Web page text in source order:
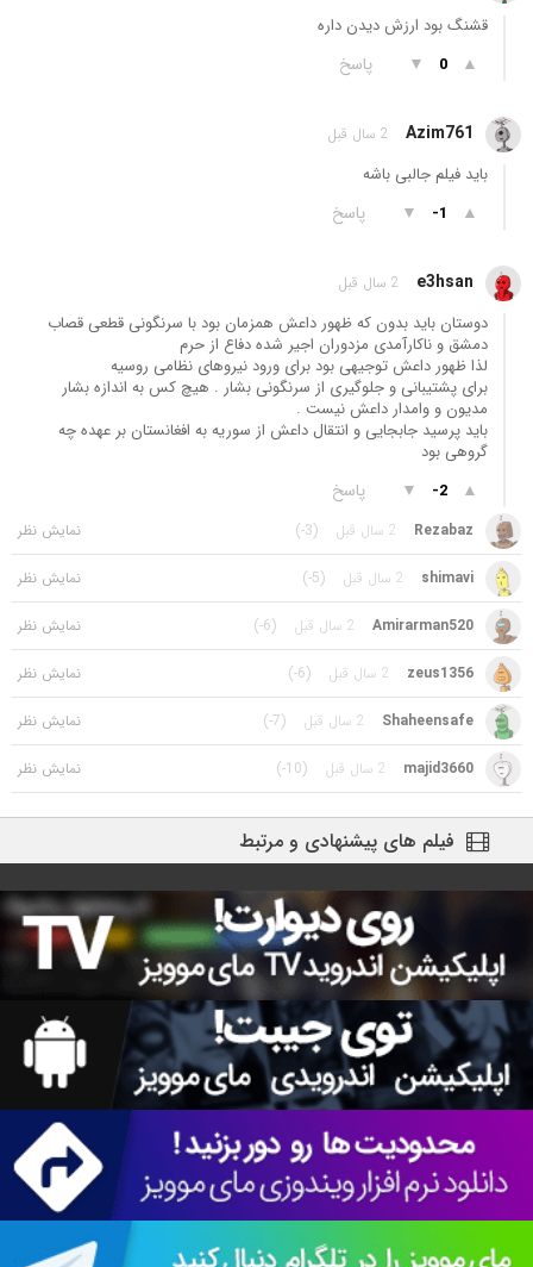
قشنگ بود ارزش دیدن داره
▲
0
▼ پاسخ
Azim761 2 سال قبل
باید فیلم جالبی باشه
▲
-1
▼ پاسخ
e3hsan 2 سال قبل
دوستان باید بدون که ظهور داعش همزمان بود با سرنگونی قطعی قصاب
دمشق و ناکارآمدی مزدوران اجیر شده دفاع از حرم
لذا ظهور داعش توجیهی بود برای ورود نیروهای نظامی روسیه
برای پشتیبانی و جلوگیری از سرنگونی بشار . هیچ کس به اندازه بشار
مدیون و وامدار داعش نیست .
باید پرسید جابجایی و انتقال داعش از سوریه به افغانستان بر عهده چه
گروهی بود
▲
-2
▼ پاسخ
Rezabaz 2 سال قبل (-3)
shimavi 2 سال قبل (-5)
Amirarman520 2 سال قبل (-6)
zeus1356 2 سال قبل (-6)
Shaheensafe 2 سال قبل (-7)
majid3660 2 سال قبل (-10)
فیلم های پیشنهادی و مرتبط